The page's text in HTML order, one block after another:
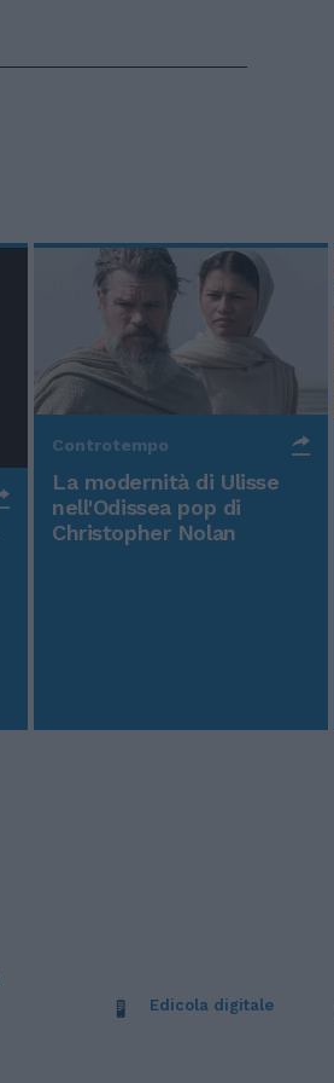
Controtempo
La modernità di Ulisse
nell'Odissea pop di
Christopher Nolan
Edicola digitale